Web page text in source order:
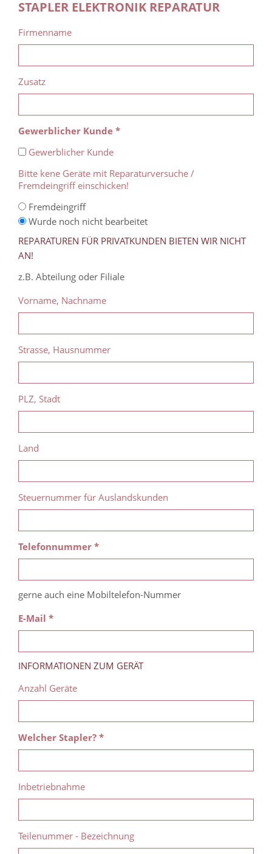
STAPLER ELEKTRONIK REPARATUR
Firmenname
Zusatz
Gewerblicher Kunde *
Gewerblicher Kunde
Bitte kene Geräte mit Reparaturversuche /
Fremdeingriff einschicken!
Fremdeingriff
Wurde noch nicht bearbeitet
REPARATUREN FÜR PRIVATKUNDEN BIETEN WIR NICHT
AN!
z.B. Abteilung oder Filiale
Vorname, Nachname
Strasse, Hausnummer
PLZ, Stadt
Land
Steuernummer für Auslandskunden
Telefonnummer *
gerne auch eine Mobiltelefon-Nummer
E-Mail *
INFORMATIONEN ZUM GERÄT
Anzahl Geräte
Welcher Stapler? *
Inbetriebnahme
Teilenummer - Bezeichnung